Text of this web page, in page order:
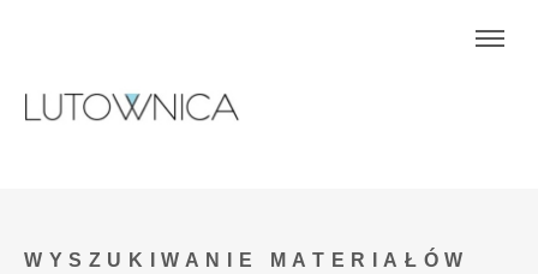
WYSZUKIWANIE MATERIAŁÓW